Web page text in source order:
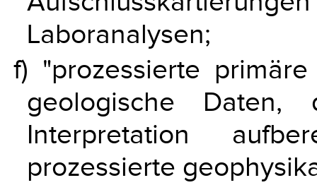
Laboranalysen;
f) "prozessierte
geologische
Interpretation
prozessierte